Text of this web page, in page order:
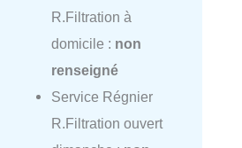
R.Filtration à
domicile : non
renseigné
Service Régnier
R.Filtration ouvert